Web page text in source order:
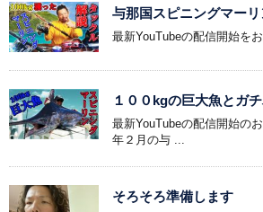
与那国スピニングマー
最新YouTubeの配信開始を
１００kgの巨大魚とガチ
最新YouTubeの配信開始の
年２月の与 ...
そろそろ準備します